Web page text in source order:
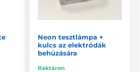
Neon tesztlámpa +
kulcs az elektródák
behúzására
Raktáron